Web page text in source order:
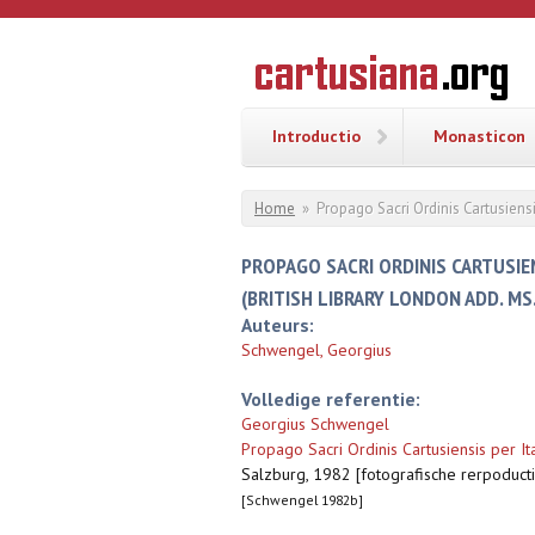
Overslaan en naar de inhoud gaan
Geschiedenis
van de
Introductio Monasticon
U bent hier
Home » Propago Sacri Ordinis
PROPAGO SACRI ORDINIS
(BRITISH LIBRARY LONDON ADD.
Auteurs:
Schwengel, Georgius
Volledige referentie:
Georgius Schwengel
Propago Sacri Ordinis Cartusiensis per
Salzburg, 1982 [fotografische
[Schwengel 1982b]